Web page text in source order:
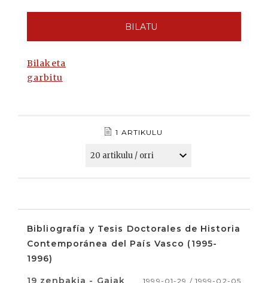
BILATU
Bilaketa
garbitu
1 ARTIKULU
Bibliografía y Tesis Doctorales de Historia
Contemporánea del País Vasco (1995-
1996)
19 zenbakia - Gaiak 1999-01-29 / 1999-02-05